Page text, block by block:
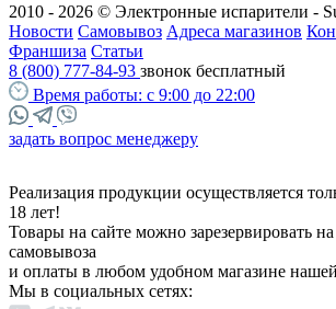
2010 - 2026 © Электронные испарители -
Новости Самовывоз Адреса магазинов
Франшиза Статьи
8 (800) 777-84-93 звонок бесплатный
Время работы: с 9:00 до 22:00
задать вопрос менеджеру
Реализация продукции осуществляется
18 лет!
Товары на сайте можно зарезервировать
самовывоза
и оплаты в любом удобном магазине
Мы в социальных сетях: